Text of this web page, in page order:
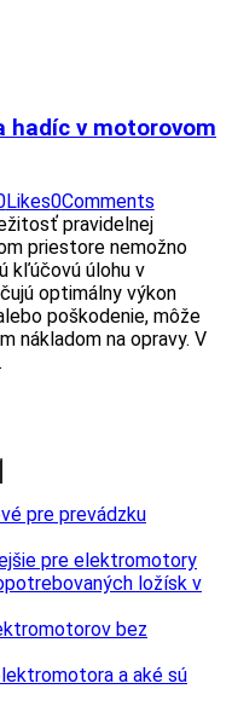
hadíc v motorovom
Likes0Comments
pravidelnej
priestore nemožno
kľúčovú úlohu v
optimálny výkon
poškodenie, môže
nákladom na opravy. V
pre prevádzku
pre elektromotory
ložísk v
bez
a aké sú